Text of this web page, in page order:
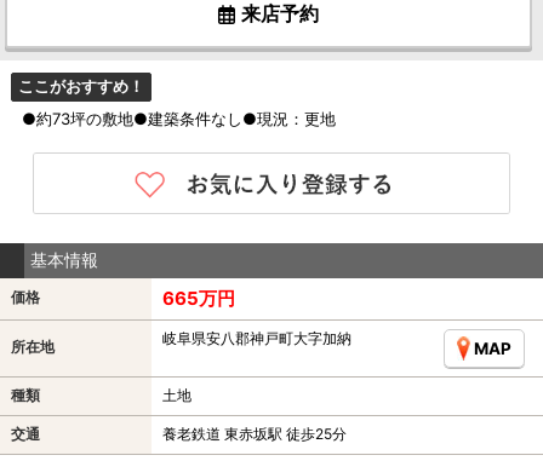
来店予約
ここがおすすめ！
●約73坪の敷地●建築条件なし●現況：更地
基本情報
価格 665万円
所在地 岐阜県安八郡神戸町大字加納
MAP
種類 土地
交通 養老鉄道 東赤坂駅 徒歩25分